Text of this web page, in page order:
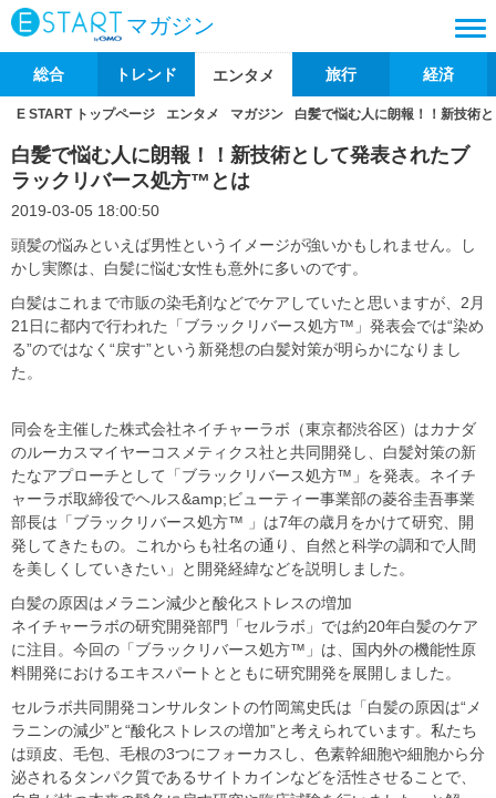
マガジン
総合 トレンド エンタメ 旅行 経済
E START トップページ エンタメ マガジン 白髪で悩む人に朗報！！新技術
白髪で悩む人に朗報！！新技術として発表されたブ
ラックリバース処方™とは
2019-03-05 18:00:50
頭髪の悩みといえば男性というイメージが強いかもしれません。し
かし実際は、白髪に悩む女性も意外に多いのです。
白髪はこれまで市販の染毛剤などでケアしていたと思いますが、2月
21日に都内で行われた「ブラックリバース処方™」発表会では“染め
る”のではなく“戻す”という新発想の白髪対策が明らかになりまし
た。
同会を主催した株式会社ネイチャーラボ（東京都渋谷区）はカナダ
のルーカスマイヤーコスメティクス社と共同開発し、白髪対策の新
たなアプローチとして「ブラックリバース処方™」を発表。ネイチ
ャーラボ取締役でヘルス&amp;ビューティー事業部の菱谷圭吾事業
部長は「ブラックリバース処方™ 」は7年の歳月をかけて研究、開
発してきたもの。これからも社名の通り、自然と科学の調和で人間
を美しくしていきたい」と開発経緯などを説明しました。
白髪の原因はメラニン減少と酸化ストレスの増加
ネイチャーラボの研究開発部門「セルラボ」では約20年白髪のケア
に注目。今回の「ブラックリバース処方™」は、国内外の機能性原
料開発におけるエキスパートとともに研究開発を展開しました。
セルラボ共同開発コンサルタントの竹岡篤史氏は「白髪の原因は“メ
ラニンの減少”と“酸化ストレスの増加”と考えられています。私たち
は頭皮、毛包、毛根の3つにフォーカスし、色素幹細胞や細胞から分
泌されるタンパク質であるサイトカインなどを活性させることで、